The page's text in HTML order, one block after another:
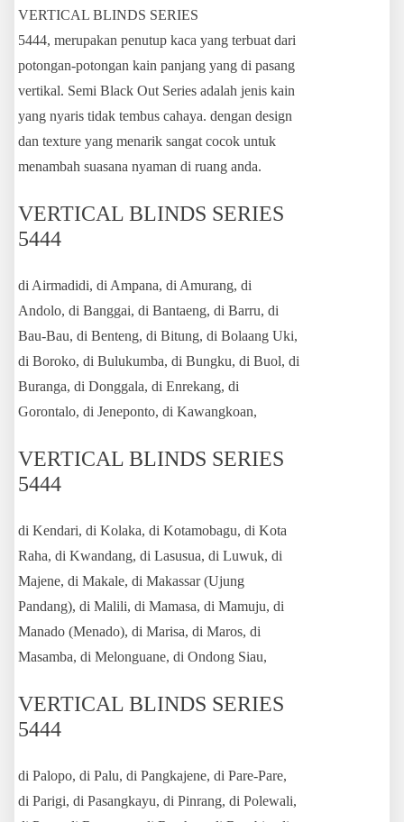
VERTICAL BLINDS SERIES
5444, merupakan penutup kaca yang terbuat dari
potongan-potongan kain panjang yang di pasang
vertikal. Semi Black Out Series adalah jenis kain
yang nyaris tidak tembus cahaya. dengan design
dan texture yang menarik sangat cocok untuk
menambah suasana nyaman di ruang anda.
VERTICAL BLINDS SERIES
5444
di Airmadidi, di Ampana, di Amurang, di
Andolo, di Banggai, di Bantaeng, di Barru, di
Bau-Bau, di Benteng, di Bitung, di Bolaang Uki,
di Boroko, di Bulukumba, di Bungku, di Buol, di
Buranga, di Donggala, di Enrekang, di
Gorontalo, di Jeneponto, di Kawangkoan,
VERTICAL BLINDS SERIES
5444
di Kendari, di Kolaka, di Kotamobagu, di Kota
Raha, di Kwandang, di Lasusua, di Luwuk, di
Majene, di Makale, di Makassar (Ujung
Pandang), di Malili, di Mamasa, di Mamuju, di
Manado (Menado), di Marisa, di Maros, di
Masamba, di Melonguane, di Ondong Siau,
VERTICAL BLINDS SERIES
5444
di Palopo, di Palu, di Pangkajene, di Pare-Pare,
di Parigi, di Pasangkayu, di Pinrang, di Polewali,